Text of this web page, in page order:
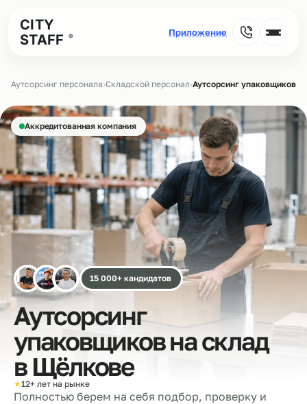
CITY
STAFF
®
Аутсорсинг персонала›Складской персонал›Аутсорсинг упаковщиков
Аккредитованная компания
15 000+ кандидатов
Аутсорсинг
упаковщиков на склад
в Щёлкове
★12+ лет на рынке
Полностью берем на себя подбор, проверку и